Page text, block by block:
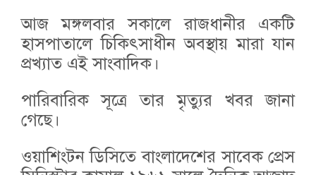
আজ মঙ্গলবার সকালে রাজধানীর একটি
হাসপাতালে চিকিৎসাধীন অবস্থায় মারা যান
প্রখ্যাত এই সাংবাদিক।
পারিবারিক সূত্রে তার মৃত্যুর খবর জানা
গেছে।
ওয়াশিংটন ডিসিতে বাংলাদেশের সাবেক প্রেস